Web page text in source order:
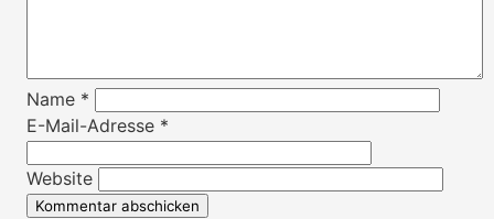
Name *
E-Mail-Adresse *
Website